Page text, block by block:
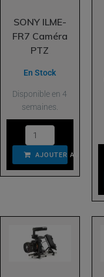
SONY ILME-
FR7 Caméra
PTZ
En Stock
Disponible en 4
semaines.
AJOUTER AU PANIER